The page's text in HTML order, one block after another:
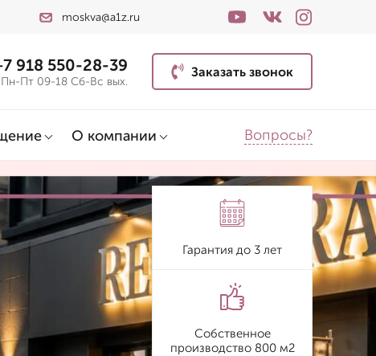
moskva@a1z.ru
918 550-28-39
Пн-Пт 09-18 Сб-Вс вых.
Заказать звонок
О компании Вопросы?
Гарантия до 3 лет
Собственное
производство 800 м2